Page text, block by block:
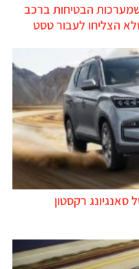
הבטיחות ברכב
הצליחו לעבור טסט
סאנגיונג רקסטון